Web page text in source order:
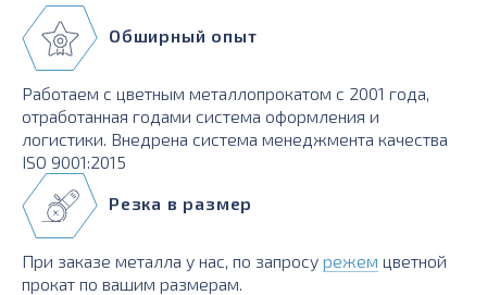
Обширный опыт
Работаем с цветным металлопрокатом с 2001 года,
отработанная годами система оформления и
логистики. Внедрена система менеджмента качества
ISO 9001:2015
Резка в размер
При заказе металла у нас, по запросу режем цветной
прокат по вашим размерам.